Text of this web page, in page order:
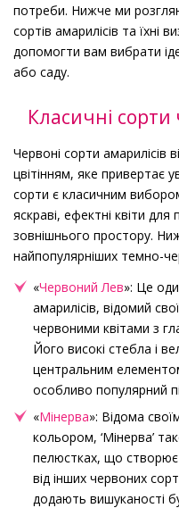
потреби. Нижче ми
сортів амарилісів та їхні
допомогти вам вибрати
або саду.
Класичні
Червоні сорти амарилісів
цвітінням, яке привертає
сорти є класичним
яскраві, ефектні квіти
зовнішнього простору.
найпопулярніших темно-
«Червоний Лев»: Це
амарилісів, відомий
червоними квітами з
Його високі стебла і
центральним
особливо популярний
«Мінерва»: Відома
кольором, ‘Мінерва’
пелюстках, що створює
від інших червоних
додають вишуканості